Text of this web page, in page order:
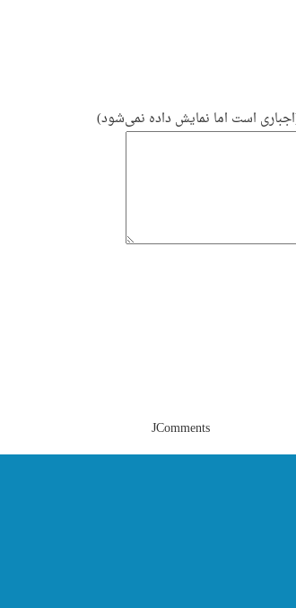
است اما نمایش داده نمی‌شود)